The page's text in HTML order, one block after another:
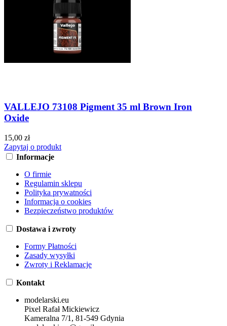
VALLEJO 73108 Pigment 35 ml Brown Iron
Oxide
15,00 zł
Zapytaj o produkt
Informacje
O firmie
Regulamin sklepu
Polityka prywatności
Informacja o cookies
Bezpieczeństwo produktów
Dostawa i zwroty
Formy Płatności
Zasady wysyłki
Zwroty i Reklamacje
Kontakt
modelarski.eu
Pixel Rafał Mickiewicz
Kameralna 7/1, 81-549 Gdynia